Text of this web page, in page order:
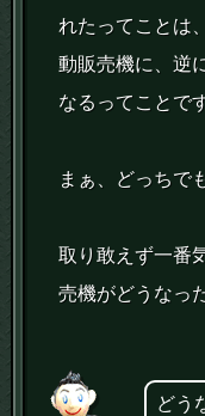
れたってことは
動販売機に、逆
なるってことで
まぁ、どっちで
取り敢えず一番
売機がどうなっ
どう